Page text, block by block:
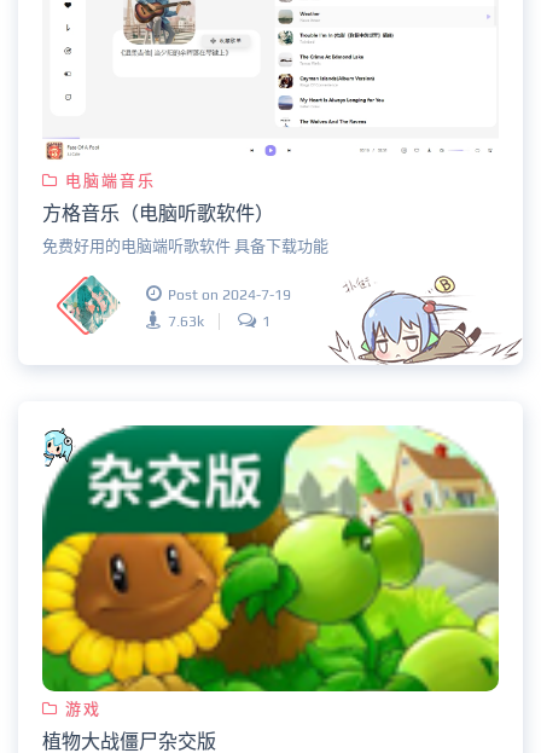
电脑端音乐
方格音乐（电脑听歌软件）
免费好用的电脑端听歌软件 具备下载功能
Post on 2024-7-19
7.63k
1
游戏
植物大战僵尸杂交版